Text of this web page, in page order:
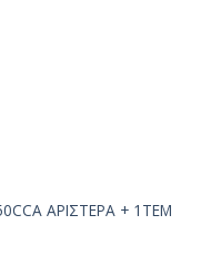
ΑΡΙΣΤΕΡΑ + 1TEM